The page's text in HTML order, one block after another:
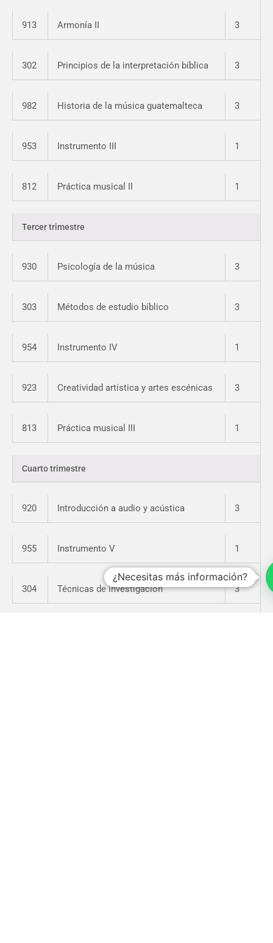
913 Armonía II 3
302 Principios de la interpretación bíblica 3
982 Historia de la música guatemalteca 3
953 Instrumento III 1
812 Práctica musical II 1
Tercer trimestre
930 Psicología de la música 3
303 Métodos de estudio bíblico 3
954 Instrumento IV 1
923 Creatividad artística y artes escénicas 3
813 Práctica musical III 1
Cuarto trimestre
920 Introducción a audio y acústica 3
955 Instrumento V 1
304 Técnicas de investigación 3
¿Necesitas más información?